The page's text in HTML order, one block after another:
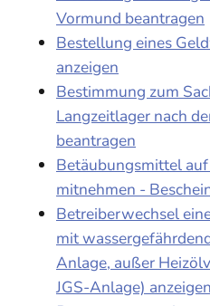
Vormund beantragen
Bestellung eines
anzeigen
Bestimmung zum
Langzeitlager nach
beantragen
Betäubungsmittel
mitnehmen -
Betreiberwechsel
mit
Anlage, außer
JGS-Anlage) anzeigen